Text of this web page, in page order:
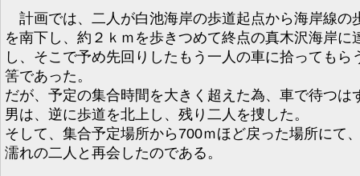
計画では、二人が白池海岸の歩道起点から海岸線の
を南下し、約２ｋｍを歩きつめて終点の真木沢海岸に
し、そこで予め先回りしたもう一人の車に拾ってもら
筈であった。
だが、予定の集合時間を大きく超えた為、車で待つは
男は、逆に歩道を北上し、残り二人を捜した。
そして、集合予定場所から700ｍほど戻った場所にて
濡れの二人と再会したのである。